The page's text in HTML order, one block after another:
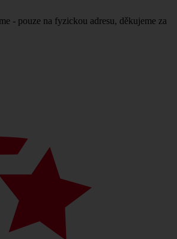
- pouze na fyzickou adresu, děkujeme za